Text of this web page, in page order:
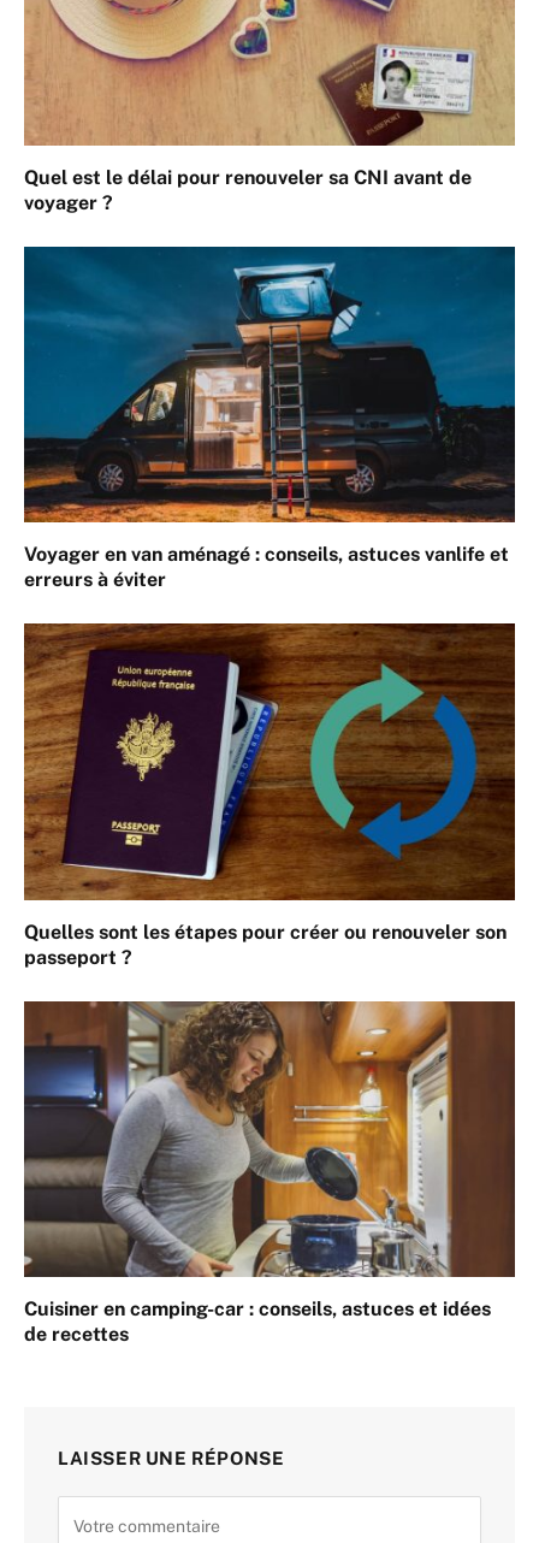
Quel est le délai pour renouveler sa CNI avant de
voyager ?
Voyager en van aménagé : conseils, astuces vanlife et
erreurs à éviter
Quelles sont les étapes pour créer ou renouveler son
passeport ?
Cuisiner en camping-car : conseils, astuces et idées
de recettes
LAISSER UNE RÉPONSE